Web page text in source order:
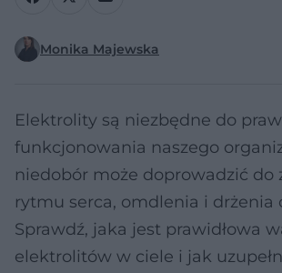
Monika Majewska
Elektrolity są niezbędne do
funkcjonowania naszego
niedobór może doprowadzić do
rytmu serca, omdlenia i drżenia
Sprawdź, jaka jest prawidłowa
elektrolitów w ciele i jak